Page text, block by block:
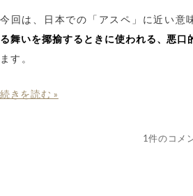
今回は、日本での「アスペ」に近い意
る舞いを揶揄するときに使われる、悪口
ます。
続きを読む »
1件のコメ